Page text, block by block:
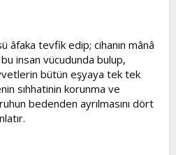
âfaka tevfik edip; cihanın mânâ
insan vücudunda bulup,
bütün eşyaya tek tek
sıhhatinin korunma ve
bedenden ayrılmasını dört